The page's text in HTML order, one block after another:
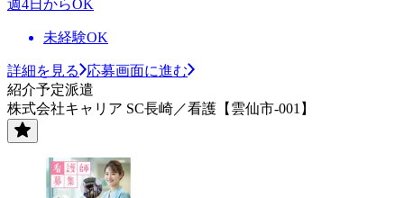
週4日からOK
未経験OK
詳細を見る
応募画面に進む
紹介予定派遣
株式会社キャリア SC長崎／看護【雲仙市-001】